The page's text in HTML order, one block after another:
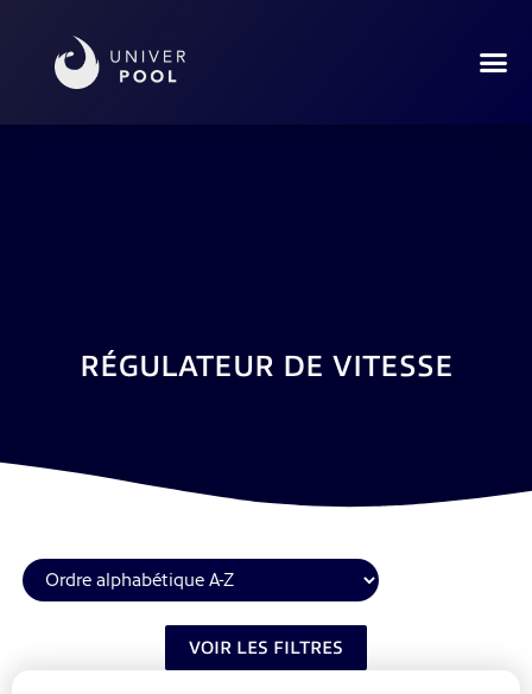
RÉGULATEUR DE VITESSE
VOIR LES FILTRES